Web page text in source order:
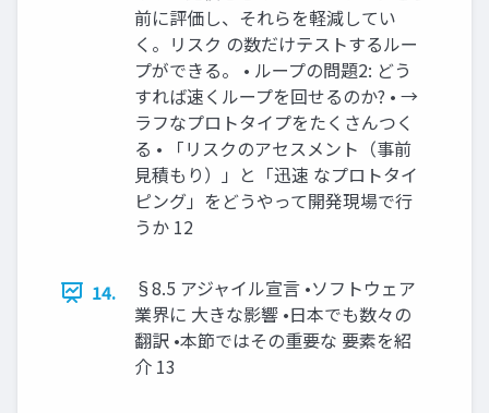
前に評価し、それらを軽減してい
く。リスク の数だけテストするルー
プができる。 • ループの問題2: どう
すれば速くループを回せるのか? • →
ラフなプロトタイプをたくさんつく
る • 「リスクのアセスメント（事前
見積もり）」と「迅速 なプロトタイ
ピング」をどうやって開発現場で行
うか 12
14.
§8.5 アジャイル宣言 •ソフトウェア
業界に 大きな影響 •日本でも数々の
翻訳 •本節ではその重要な 要素を紹
介 13